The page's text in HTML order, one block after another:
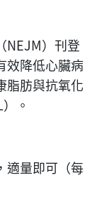
NEJM）刊登
效降低心臟病
脂肪與抗氧化
。
適量即可（每